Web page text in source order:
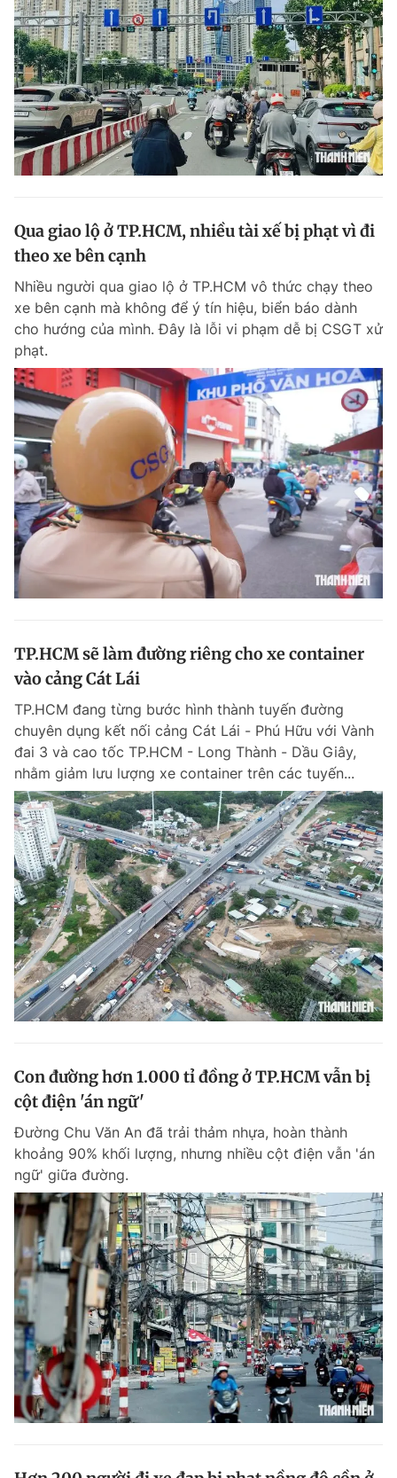
Qua giao lộ ở TP.HCM, nhiều tài xế bị phạt vì đi
theo xe bên cạnh
Nhiều người qua giao lộ ở TP.HCM vô thức chạy theo
xe bên cạnh mà không để ý tín hiệu, biển báo dành
cho hướng của mình. Đây là lỗi vi phạm dễ bị CSGT xử
phạt.
TP.HCM sẽ làm đường riêng cho xe container
vào cảng Cát Lái
TP.HCM đang từng bước hình thành tuyến đường
chuyên dụng kết nối cảng Cát Lái - Phú Hữu với Vành
đai 3 và cao tốc TP.HCM - Long Thành - Dầu Giây,
nhằm giảm lưu lượng xe container trên các tuyến...
Con đường hơn 1.000 tỉ đồng ở TP.HCM vẫn bị
cột điện 'án ngữ'
Đường Chu Văn An đã trải thảm nhựa, hoàn thành
khoảng 90% khối lượng, nhưng nhiều cột điện vẫn 'án
ngữ' giữa đường.